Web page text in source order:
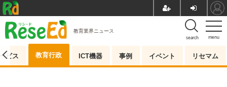
menu
search
教育業界ニュース
ビス 教育行政 ICT機器 事例 イベント リセマム